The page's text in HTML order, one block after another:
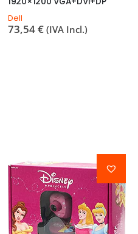
Dell
73,54€ (IVA Incl.)